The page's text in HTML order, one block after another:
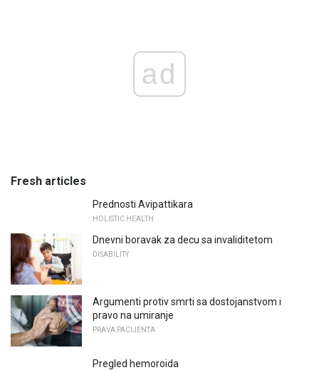
ad
Fresh articles
Prednosti Avipattikara
HOLISTIC HEALTH
Dnevni boravak za decu sa invaliditetom
DISABILITY
Argumenti protiv smrti sa dostojanstvom i
pravo na umiranje
PRAVA PACIJENTA
Pregled hemoroida